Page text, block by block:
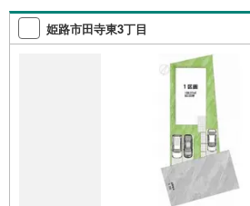
姫路市田寺東3丁目